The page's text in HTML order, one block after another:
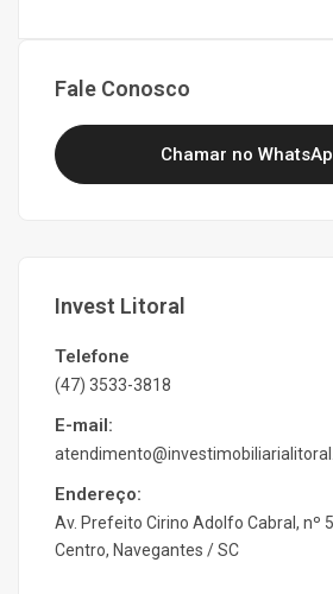
Fale Conosco
Chamar no
Invest Litoral
Telefone
(47) 3533-3818
E-mail:
Endereço:
Av. Prefeito Cirino Adolfo Cabral, nº
Centro, Navegantes / SC